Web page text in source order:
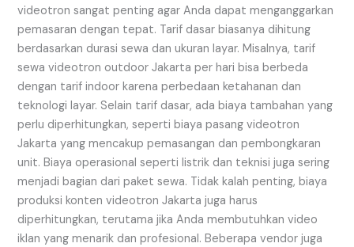
videotron sangat penting agar Anda dapat menganggarkan
pemasaran dengan tepat. Tarif dasar biasanya dihitung
berdasarkan durasi sewa dan ukuran layar. Misalnya, tarif
sewa videotron outdoor Jakarta per hari bisa berbeda
dengan tarif indoor karena perbedaan ketahanan dan
teknologi layar. Selain tarif dasar, ada biaya tambahan yang
perlu diperhitungkan, seperti biaya pasang videotron
Jakarta yang mencakup pemasangan dan pembongkaran
unit. Biaya operasional seperti listrik dan teknisi juga sering
menjadi bagian dari paket sewa. Tidak kalah penting, biaya
produksi konten videotron Jakarta juga harus
diperhitungkan, terutama jika Anda membutuhkan video
iklan yang menarik dan profesional. Beberapa vendor juga